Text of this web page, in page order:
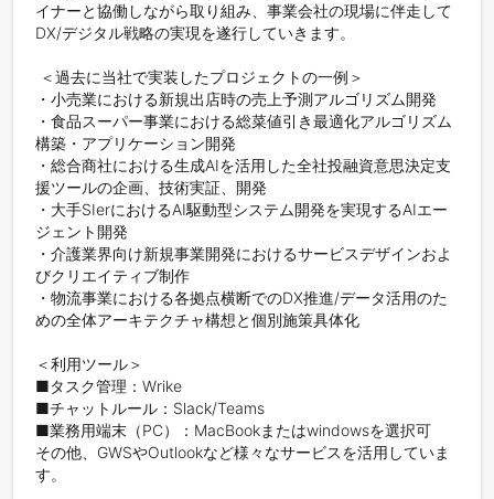
イナーと協働しながら取り組み、事業会社の現場に伴走して
DX/デジタル戦略の実現を遂行していきます。
・小売業における新規出店時の売上予測アルゴリズム開発
・食品スーパー事業における総菜値引き最適化アルゴリズム
構築・アプリケーション開発
・総合商社における生成AIを活用した全社投融資意思決定支
援ツールの企画、技術実証、開発
・大手SIerにおけるAI駆動型システム開発を実現するAIエー
ジェント開発
・介護業界向け新規事業開発におけるサービスデザインおよ
びクリエイティブ制作
・物流事業における各拠点横断でのDX推進/データ活用のた
めの全体アーキテクチャ構想と個別施策具体化
＜利用ツール＞
■タスク管理：Wrike
■チャットルール：Slack/Teams
■業務用端末（PC）：MacBookまたはwindowsを選択可
その他、GWSやOutlookなど様々なサービスを活用していま
す。